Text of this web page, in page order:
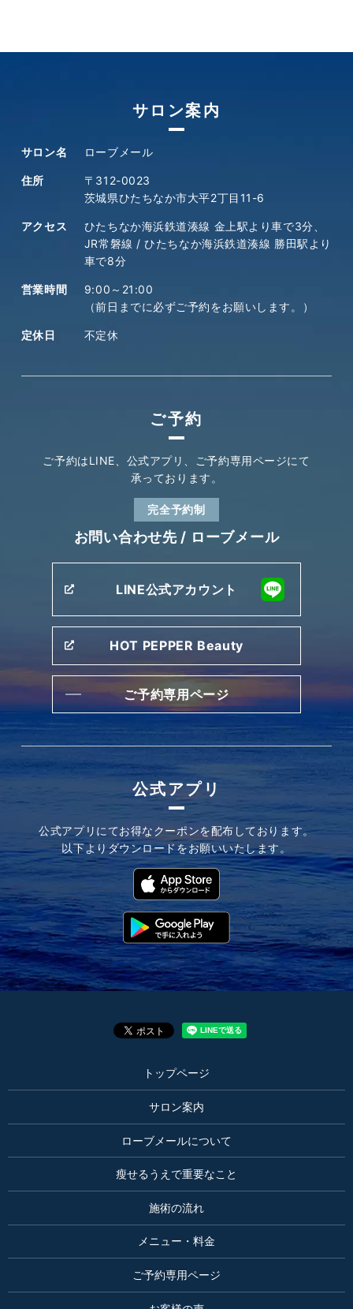
サロン案内
サロン名 ローブメール
住所
〒312-0023
茨城県ひたちなか市大平2丁目11-6
アクセス
ひたちなか海浜鉄道湊線 金上駅より車で3分、
JR常磐線 / ひたちなか海浜鉄道湊線 勝田駅より
車で8分
営業時間
9:00～21:00
（前日までに必ずご予約をお願いします。）
定休日 不定休
ご予約
ご予約はLINE、公式アプリ、
ご予約専用ページにて
承っております。
完全予約制
お問い合わせ先 / ローブメール
LINE公式アカウント
HOT PEPPER Beauty
ご予約専用ページ
公式アプリ
公式アプリにてお得なクーポンを配布しております。
以下よりダウンロードをお願いいたします。
トップページ
サロン案内
ローブメールについて
瘦せるうえで重要なこと
施術の流れ
メニュー・料金
ご予約専用ページ